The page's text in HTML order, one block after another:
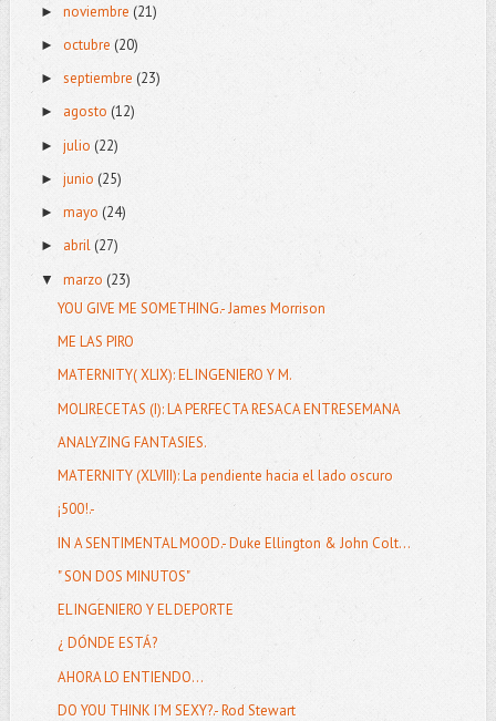
► noviembre (21)
► octubre (20)
► septiembre (23)
► agosto (12)
► julio (22)
► junio (25)
► mayo (24)
► abril (27)
▼ marzo (23)
YOU GIVE ME SOMETHING.- James Morrison
ME LAS PIRO
MATERNITY( XLIX): EL INGENIERO Y M.
MOLIRECETAS (I): LA PERFECTA RESACA ENTRESEMANA
ANALYZING FANTASIES.
MATERNITY (XLVIII): La pendiente hacia el lado oscuro
¡500!.-
IN A SENTIMENTAL MOOD.- Duke Ellington & John Colt...
" SON DOS MINUTOS"
EL INGENIERO Y EL DEPORTE
¿ DÓNDE ESTÁ?
AHORA LO ENTIENDO...
DO YOU THINK I´M SEXY?.- Rod Stewart